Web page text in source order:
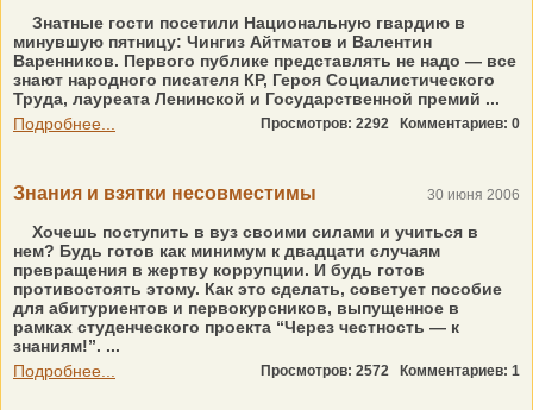
Знатные гости посетили Национальную гвардию в
минувшую пятницу: Чингиз Айтматов и Валентин
Варенников. Первого публике представлять не надо — все
знают народного писателя КР, Героя Социалистического
Труда, лауреата Ленинской и Государственной премий ...
Подробнее...
Просмотров: 2292 Комментариев: 0
Знания и взятки несовместимы 30 июня 2006
Хочешь поступить в вуз своими силами и учиться в
нем? Будь готов как минимум к двадцати случаям
превращения в жертву коррупции. И будь готов
противостоять этому. Как это сделать, советует пособие
для абитуриентов и первокурсников, выпущенное в
рамках студенческого проекта “Через честность — к
знаниям!”. ...
Подробнее...
Просмотров: 2572 Комментариев: 1